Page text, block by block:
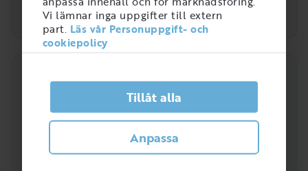
Vi lämnar inga uppgifter till extern
part. Läs vår Personuppgift- och
cookiepolicy
Tillåt alla
Anpassa
Vad gör en Platschef reseföretag?
Om rollen
Reseföretagsplatschefer ansvarar för den dagliga
driften av en resebyrå eller ett reseföretags
kontor. De har ofta en bakgrund inom turism